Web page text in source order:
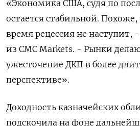
«Экономика США, судя по
остается стабильной.
время рецессия не наступит,
из CMC Markets. - Рынки
ужесточение ДКП в более
перспективе».
Доходность казначейских
подскочила на фоне